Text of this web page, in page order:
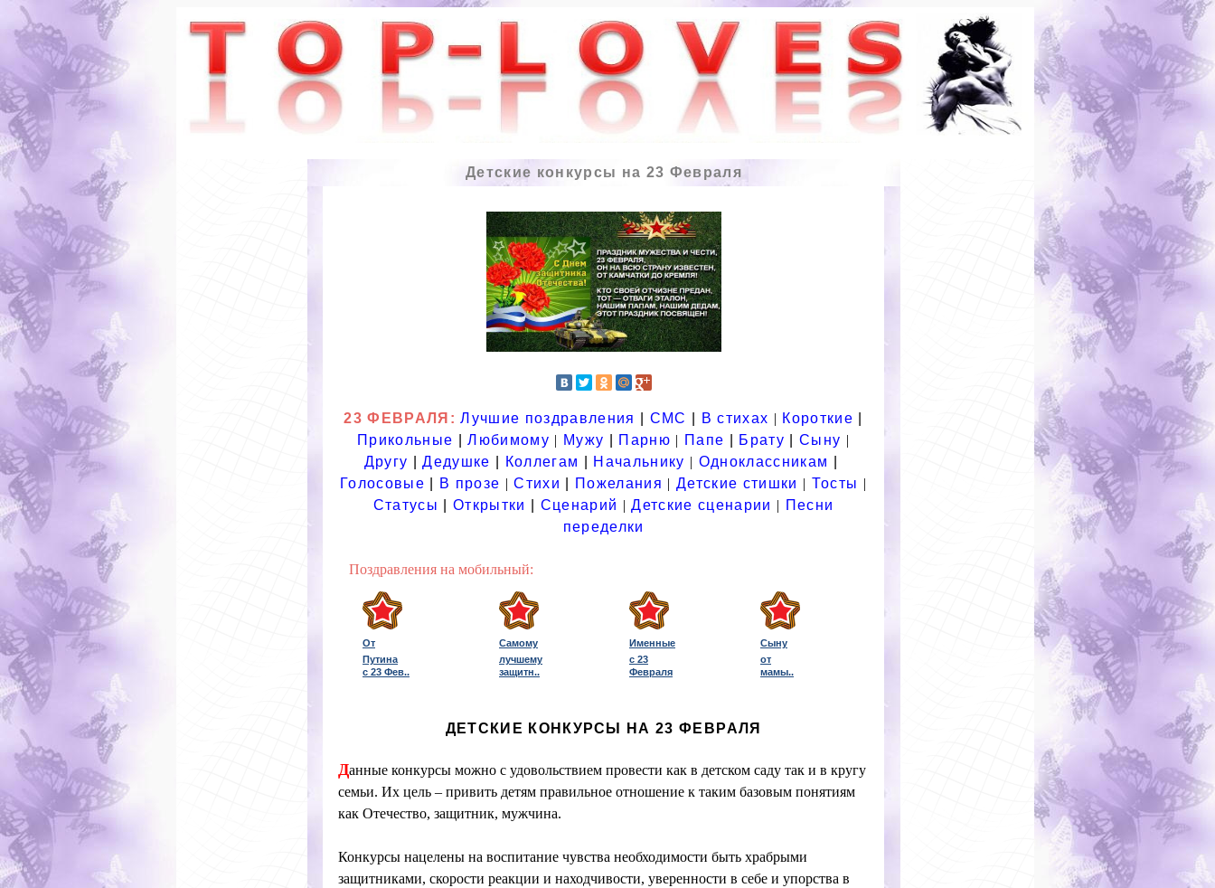
Детские конкурсы на 23 Февраля
23 ФЕВРАЛЯ: Лучшие поздравления СМС В стихах | Короткие
Прикольные
Любимому | Мужу Парню | Папе Брату Сыну |
Другу
Дедушке Коллегам Начальнику | Одноклассникам
Голосовые
В прозе | Стихи Пожелания | Детские стишки | Тосты |
Статусы
Открытки Сценарий | Детские сценарии | Песни
переделки
Поздравления на мобильный:
От
Путина
с 23 Фев..
Самому
лучшему
защитн..
Именные
с 23
Февраля
Сыну
от
мамы..
ДЕТСКИЕ КОНКУРСЫ НА 23 ФЕВРАЛЯ
Данные конкурсы можно с удовольствием провести как в детском саду так и в кругу
семьи. Их цель – привить детям правильное отношение к таким базовым понятиям
как Отечество, защитник, мужчина.
Конкурсы нацелены на воспитание чувства необходимости быть храбрыми
защитниками, скорости реакции и находчивости, уверенности в себе и упорства в